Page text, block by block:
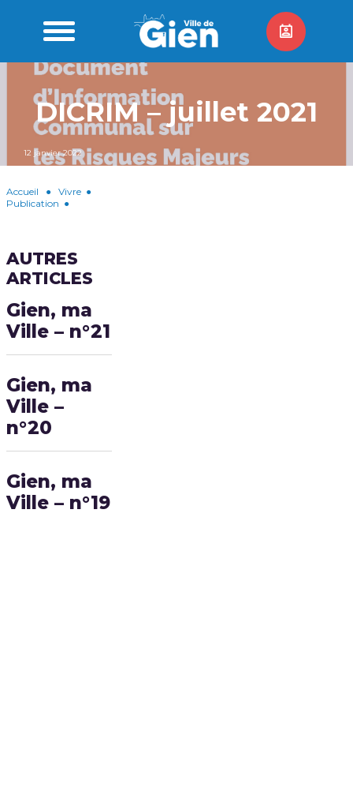
DICRIM – juillet 2021
12 janvier 2022
Accueil ● Vivre ●
Publication ●
AUTRES
ARTICLES
Gien, ma
Ville – n°21
Gien, ma
Ville –
n°20
Gien, ma
Ville – n°19